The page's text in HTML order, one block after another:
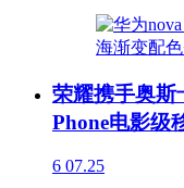
荣耀携手奥斯
Phone电影级
6 07.25